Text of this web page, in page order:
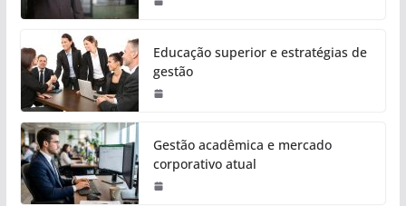
Educação superior e estratégias de
gestão
Gestão acadêmica e mercado
corporativo atual